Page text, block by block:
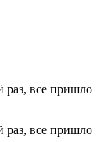
раз, все пришло
раз, все пришло